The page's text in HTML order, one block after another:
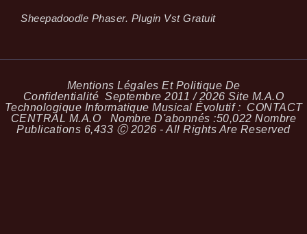
Sheepadoodle Phaser. Plugin Vst Gratuit
Mentions Légales Et Politique De
Confidentialité Septembre 2011 / 2026 Site M.A.O
Technologique Informatique Musical Évolutif : CONTACT
CENTRAL M.A.O Nombre D'abonnés :50,022 Nombre
Publications 6,433 Ⓒ 2026 - All Rights Are Reserved